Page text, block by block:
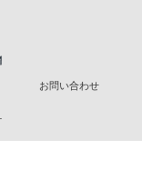
お問い合わせ